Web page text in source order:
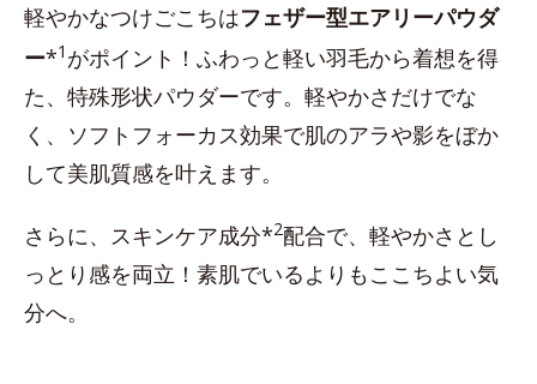
軽やかなつけごこちはフェザー型エアリーパウダ
ー*1 がポイント！ふわっと軽い羽毛から着想を得
た、特殊形状パウダーです。軽やかさだけでな
く、ソフトフォーカス効果で肌のアラや影をぼか
して美肌質感を叶えます。
さらに、スキンケア成分*2配合で、軽やかさとし
っとり感を両立！素肌でいるよりもここちよい気
分へ。